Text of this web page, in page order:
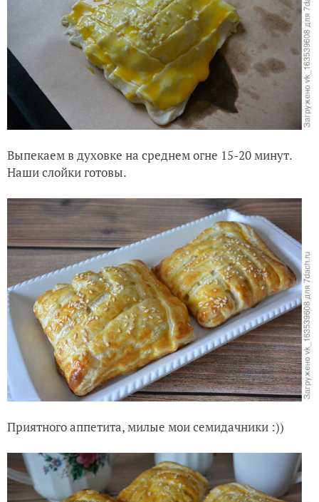
Выпекаем в духовке на среднем огне 15-20 минут.
Наши слойки готовы.
Приятного аппетита, милые мои семидачники :))